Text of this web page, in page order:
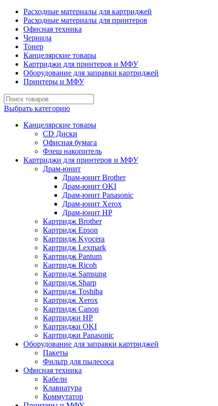
Расходные материалы для картриджей
Расходные материалы для принтеров
Офисная техника
Чернила
Тонер
Канцелярские товары
Картриджи для принтеров и МФУ
Оборудование для заправки картриджей
Принтеры и МФУ
Выбрать категорию
Канцелярские товары
CD Диски
Офисная бумага
Флеш накопитель
Картриджи для принтеров и МФУ
Драм-юнит
Драм-юнит Brother
Драм-юнит OKI
Драм-юнит Panasonic
Драм-юнит Xerox
Драм-юнит НР
Картридж Brother
Картридж Epson
Картридж Kyocera
Картридж Lexmark
Картридж Pantum
Картридж Ricoh
Картридж Samsung
Картридж Sharp
Картридж Toshiba
Картридж Xerox
Картридж Сanon
Картриджи HP
Картриджи OKI
Картриджи Panasonic
Оборудование для заправки картриджей
Пакеты
Фильтр для пылесоса
Офисная техника
Кабели
Клавиатура
Коммутатор